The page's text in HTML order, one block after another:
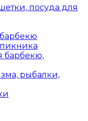
посуда для
барбекю,
рыбалки,